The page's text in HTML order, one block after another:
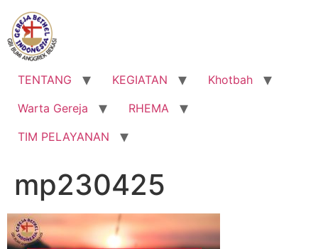
Lewati
konten
TENTANG KEGIATAN
Khotbah
Warta Gereja
RHEMA
TIM PELAYANAN
mp230425